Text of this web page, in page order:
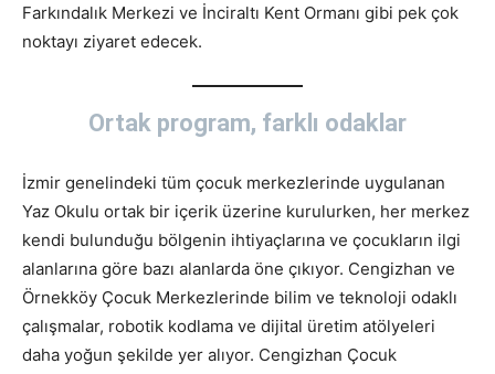
Farkındalık Merkezi ve İnciraltı Kent Ormanı gibi pek çok
noktayı ziyaret edecek.
Ortak program, farklı odaklar
İzmir genelindeki tüm çocuk merkezlerinde uygulanan
Yaz Okulu ortak bir içerik üzerine kurulurken, her merkez
kendi bulunduğu bölgenin ihtiyaçlarına ve çocukların ilgi
alanlarına göre bazı alanlarda öne çıkıyor. Cengizhan ve
Örnekköy Çocuk Merkezlerinde bilim ve teknoloji odaklı
çalışmalar, robotik kodlama ve dijital üretim atölyeleri
daha yoğun şekilde yer alıyor. Cengizhan Çocuk